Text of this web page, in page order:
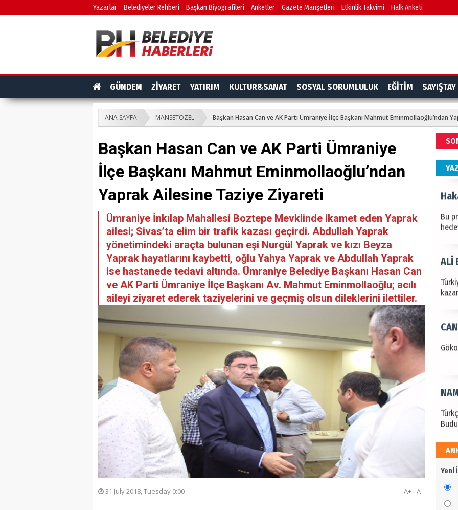
Yazarlar Belediyeler Rehberi Başkan Biyografileri Anketler Gazete Manşetleri Etkinlik Takvimi Halk Anketi
GÜNDEM ZİYARET YATIRIM KULTUR&SANAT SOSYAL SORUMLULUK EĞİTİM SAYIŞTAY
ANA SAYFA MANSETOZEL Başkan Hasan Can ve AK Parti Ümraniye İlçe Başkanı Mahmut Eminmollaoğlu’ndan
Başkan Hasan Can ve AK Parti Ümraniye
İlçe Başkanı Mahmut Eminmollaoğlu’ndan
Yaprak Ailesine Taziye Ziyareti
Ümraniye İnkılap Mahallesi Boztepe Mevkiinde ikamet eden Yaprak
ailesi; Sivas’ta elim bir trafik kazası geçirdi. Abdullah Yaprak
yönetimindeki araçta bulunan eşi Nurgül Yaprak ve kızı Beyza
Yaprak hayatlarını kaybetti, oğlu Yahya Yaprak ve Abdullah Yaprak
ise hastanede tedavi altında. Ümraniye Belediye Başkanı Hasan Can
ve AK Parti Ümraniye İlçe Başkanı Av. Mahmut Eminmollaoğlu; acılı
aileyi ziyaret ederek taziyelerini ve geçmiş olsun dileklerini ilettiler.
31 July 2018, Tuesday 0:00 A-
A+
Bu
ALİ
Yeni